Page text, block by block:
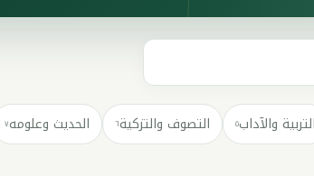
التربية والآداب٥ التصوف والتزكية٦ الحديث وعلومه٧